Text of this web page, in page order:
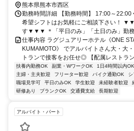
熊本県熊本市西区
勤務時間詳細 【勤務時間】 17:00～
希望シフトはお気軽にご相談下さい！
す▼▼▼ ＊「平日のみ」「土日のみ」勤務
仕事内容 ラグジュアリーホテル《ONE
KUMAMOTO》 でアルバイトさん大・大
トランで接客をお任せ◎ 【配属レストラ
扶養内勤務OK 副業・WワークOK 1日4時間以内OK
主婦・主夫歓迎
フリーター歓迎 バイク通勤OK
職場見学可
平日のみOK 学生歓迎 未経験者歓迎
研修あり
ブランクOK 交通費支給 長期歓迎
アルバイト・パート